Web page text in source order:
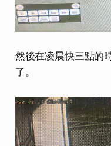
然後在凌晨快三點的
了。